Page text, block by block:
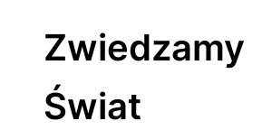
contentZwiedzamy
Świat